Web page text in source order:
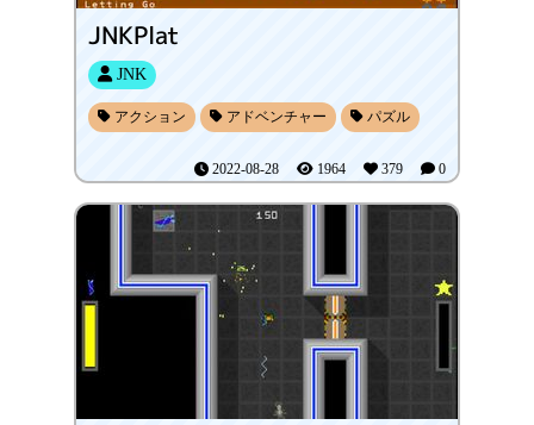
JNKPlat
JNK
アクション アドベンチャー パズル
2022-08-28 1964 379 0